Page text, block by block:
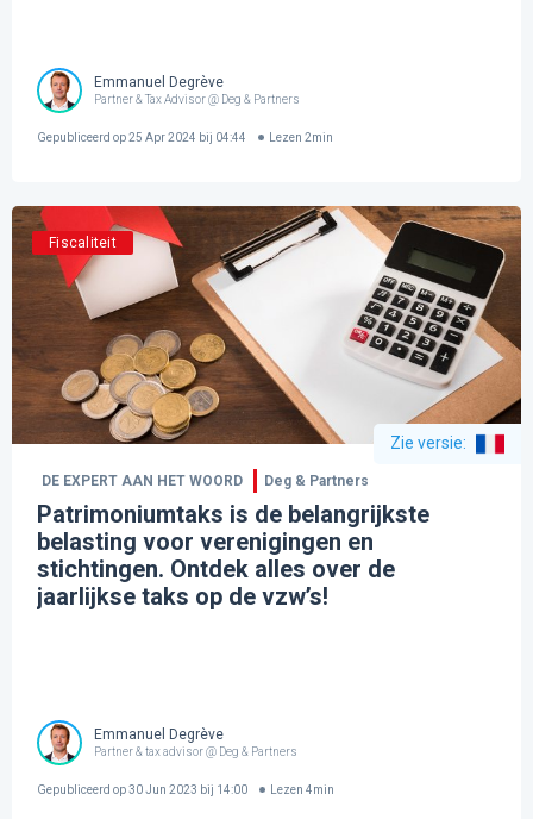
Emmanuel Degrève
Partner & Tax Advisor @ Deg & Partners
Gepubliceerd op25 Apr 2024 bij 04:44 Lezen 2min
Fiscaliteit
Zie versie:
DE EXPERT AAN HET WOORD Deg & Partners
Patrimoniumtaks is de belangrijkste
belasting voor verenigingen en
stichtingen. Ontdek alles over de
jaarlijkse taks op de vzw’s!
Emmanuel Degrève
Partner & tax advisor @ Deg & Partners
Gepubliceerd op30 Jun 2023 bij 14:00 Lezen 4min